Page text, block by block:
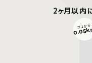
2ヶ月以内
ココから